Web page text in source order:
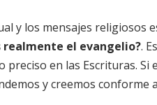
y los mensajes religiosos
realmente el evangelio?.
en las Escrituras. Si
y creemos conforme